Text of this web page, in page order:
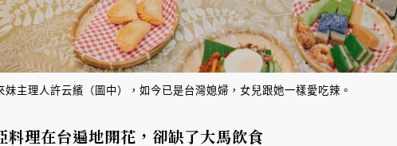
妹主理人許云繽（圖中），如今已是台灣媳婦，女兒跟她一樣愛吃辣。
料理在台遍地開花，卻缺了大馬飲食